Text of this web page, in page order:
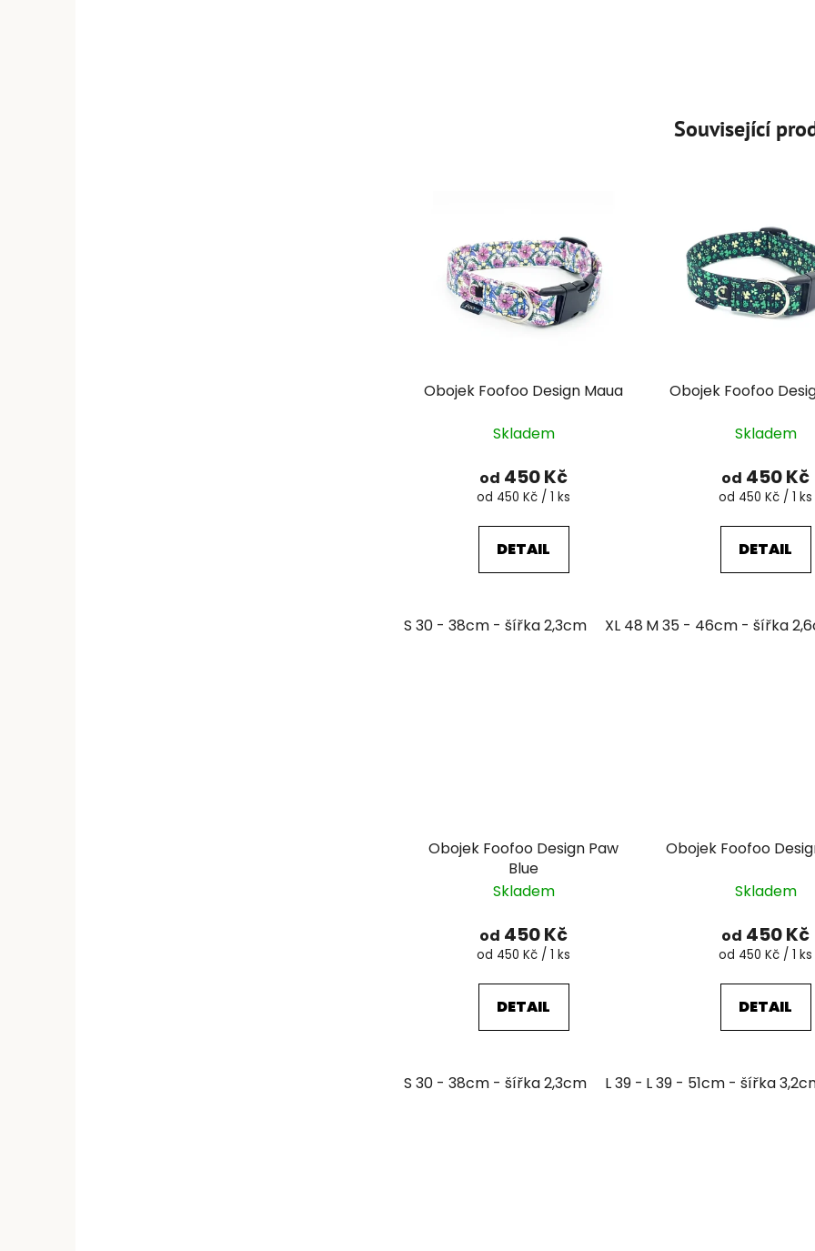
Související
Obojek Foofoo Design Maua
Skladem
od 450 Kč
Měrná
od 450 Kč / 1 ks
DETAIL
S 30 - 38cm - šířka 2,3cm XL 48 - 63cm - šířka 4,3cm
Obojek Foofoo
Skladem
od 450 Kč
Měrná
od 450 Kč / 1 ks
DETAIL
M 35 - 46cm - šířka
Obojek Foofoo Design Paw
Blue
Skladem
od 450 Kč
Měrná
od 450 Kč / 1 ks
DETAIL
S 30 - 38cm - šířka 2,3cm L 39 - 51cm - šířka 3,2cm
Obojek Foofoo
Skladem
od 450 Kč
Měrná
od 450 Kč / 1 ks
DETAIL
L 39 - 51cm - šířka